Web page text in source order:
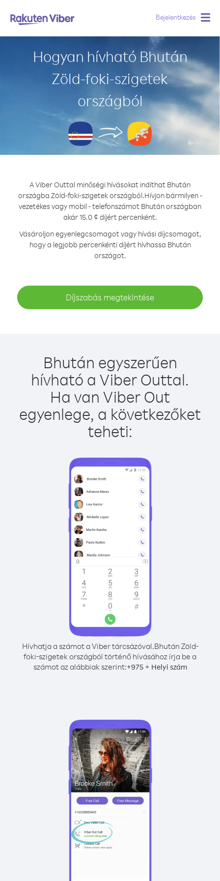
Bejelentkezés
Hogyan hívható Bhután
Zöld-foki-szigetek
országból
A Viber Outtal minőségi hívásokat indíthat Bhután
országba Zöld-foki-szigetek országból.Hívjon bármilyen -
vezetékes vagy mobil - telefonszámot Bhután országban
akár 15.0 ¢ díjért percenként.
Vásároljon egyenlegcsomagot vagy hívási díjcsomagot,
hogy a legjobb percenkénti díjért hívhassa Bhután
országot.
Díjszabás megtekintése
Bhután egyszerűen
hívható a Viber Outtal.
Ha van Viber Out
egyenlege, a következőket
teheti:
Hívhatja a számot a Viber tárcsázóval.Bhután Zöld-
foki-szigetek országból történő hívásához írja be a
számot az alábbiak szerint:+975+ Helyi szám